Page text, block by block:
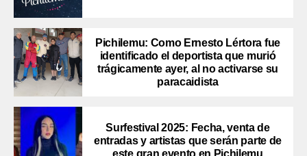
Pichilemu: Como Ernesto Lértora fue
identificado el deportista que murió
trágicamente ayer, al no activarse su
paracaidista
Surfestival 2025: Fecha, venta de
entradas y artistas que serán parte de
este gran evento en Pichilemu